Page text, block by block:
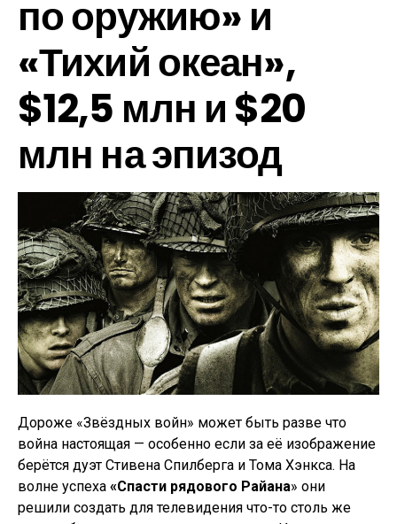
по оружию» и
«Тихий океан»,
$12,5 млн и $20
млн на эпизод
Дороже «Звёздных войн» может быть разве что
война настоящая — особенно если за её изображение
берётся дуэт Стивена Спилберга и Тома Хэнкса. На
волне успеха «Спасти рядового Райана» они
решили создать для телевидения что-то столь же